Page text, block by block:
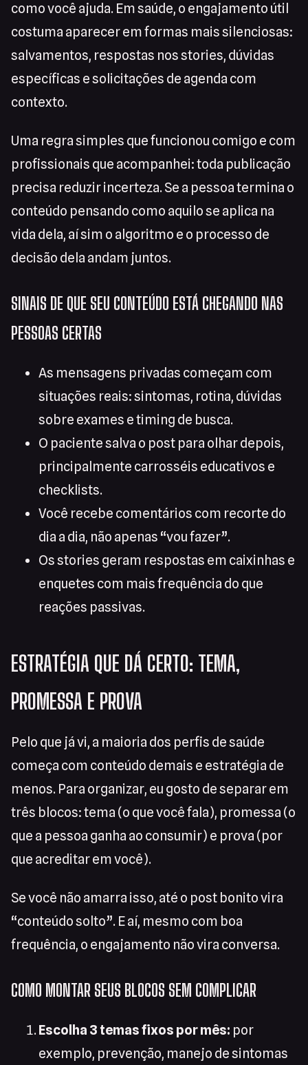
como você ajuda. Em saúde, o engajamento útil
costuma aparecer em formas mais silenciosas:
salvamentos, respostas nos stories, dúvidas
específicas e solicitações de agenda com
contexto.
Uma regra simples que funcionou comigo e com
profissionais que acompanhei: toda publicação
precisa reduzir incerteza. Se a pessoa termina o
conteúdo pensando como aquilo se aplica na
vida dela, aí sim o algoritmo e o processo de
decisão dela andam juntos.
SINAIS DE QUE SEU CONTEÚDO ESTÁ CHEGANDO NAS
PESSOAS CERTAS
As mensagens privadas começam com
situações reais: sintomas, rotina, dúvidas
sobre exames e timing de busca.
O paciente salva o post para olhar depois,
principalmente carrosséis educativos e
checklists.
Você recebe comentários com recorte do
dia a dia, não apenas “vou fazer”.
Os stories geram respostas em caixinhas e
enquetes com mais frequência do que
reações passivas.
ESTRATÉGIA QUE DÁ CERTO: TEMA,
PROMESSA E PROVA
Pelo que já vi, a maioria dos perfis de saúde
começa com conteúdo demais e estratégia de
menos. Para organizar, eu gosto de separar em
três blocos: tema (o que você fala), promessa (o
que a pessoa ganha ao consumir) e prova (por
que acreditar em você).
Se você não amarra isso, até o post bonito vira
“conteúdo solto”. E aí, mesmo com boa
frequência, o engajamento não vira conversa.
COMO MONTAR SEUS BLOCOS SEM COMPLICAR
Escolha 3 temas fixos por mês: por
exemplo, prevenção, manejo de sintomas